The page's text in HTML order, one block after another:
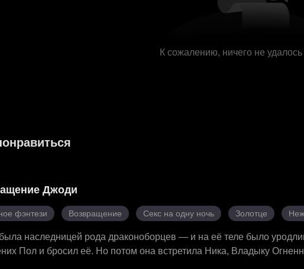
К сожалению, ничего не удалось
Джоди
фэнтези Возвращение Секс на одну ночь Золотце
наследницей рода драконоборцев — и на её теле было
Пол и бросил её. Но потом она встретила Ника, Владыку